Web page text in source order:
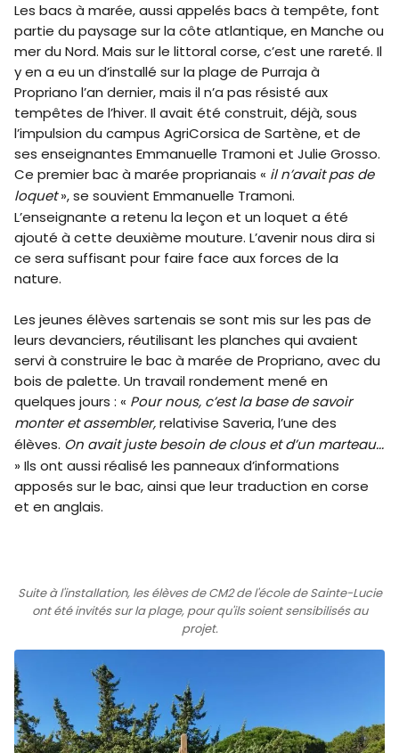
Les bacs à marée, aussi appelés bacs à tempête, font
partie du paysage sur la côte atlantique, en Manche ou
mer du Nord. Mais sur le littoral corse, c’est une rareté. Il
y en a eu un d’installé sur la plage de Purraja à
Propriano l’an dernier, mais il n’a pas résisté aux
tempêtes de l’hiver. Il avait été construit, déjà, sous
l’impulsion du campus AgriCorsica de Sartène, et de
ses enseignantes Emmanuelle Tramoni et Julie Grosso.
Ce premier bac à marée proprianais « il n’avait pas de
loquet», se souvient Emmanuelle Tramoni.
L’enseignante a retenu la leçon et un loquet a été
ajouté à cette deuxième mouture. L’avenir nous dira si
ce sera suffisant pour faire face aux forces de la
nature.
Les jeunes élèves sartenais se sont mis sur les pas de
leurs devanciers, réutilisant les planches qui avaient
servi à construire le bac à marée de Propriano, avec du
bois de palette. Un travail rondement mené en
quelques jours : « Pour nous, c’est la base de savoir
monter et assembler,relativise Saveria, l’une des
élèves. On avait juste besoin de clous et d’un marteau...
» Ils ont aussi réalisé les panneaux d’informations
apposés sur le bac, ainsi que leur traduction en corse
et en anglais.
Suite à l'installation, les élèves de CM2 de l'école de Sainte-Lucie
ont été invités sur la plage, pour qu'ils soient sensibilisés au
projet.